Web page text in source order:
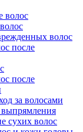
волос
волос
после
после
за волосами
выпрямления
сухих волос